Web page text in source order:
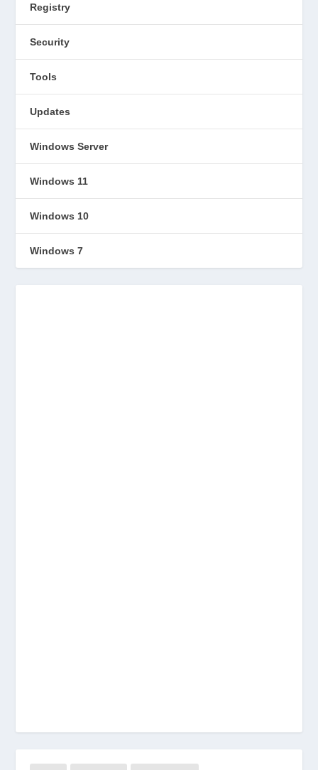
Registry
Security
Tools
Updates
Windows Server
Windows 11
Windows 10
Windows 7